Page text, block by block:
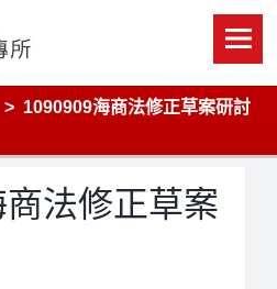
-智慧財產暨科技法律研究所
1090909海商法修正草案研討
法修正草案